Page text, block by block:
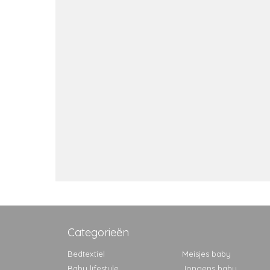
Categorieën
Bedtextiel
Meisjes baby